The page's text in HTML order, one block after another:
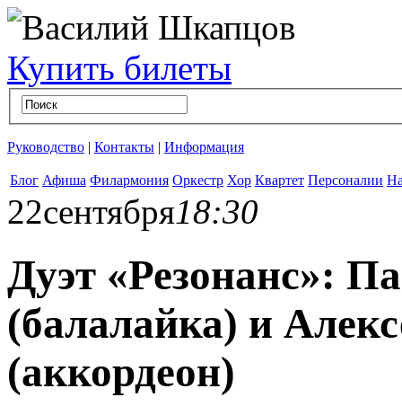
Купить билеты
Руководство | Контакты | Информация
Блог Афиша Филармония Оркестр Хор Квартет Персоналии
22сентября18:30
Дуэт «Резонанс»:
(балалайка) и
(аккордеон)